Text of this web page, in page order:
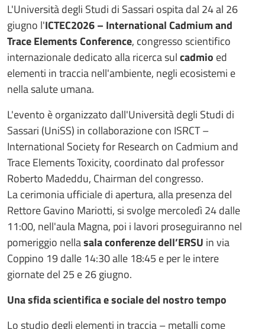
L'Università degli Studi di Sassari ospita dal 24 al 26
giugno l'ICTEC2026 – International Cadmium and
Trace Elements Conference, congresso scientifico
internazionale dedicato alla ricerca sulcadmio ed
elementi in traccia nell'ambiente, negli ecosistemi e
nella salute umana.
L'evento è organizzato dall'Università degli Studi di
Sassari (UniSS) in collaborazione con ISRCT –
International Society for Research on Cadmium and
Trace Elements Toxicity, coordinato dal professor
Roberto Madeddu, Chairman del congresso.
La cerimonia ufficiale di apertura, alla presenza del
Rettore Gavino Mariotti, si svolge mercoledì 24 dalle
11:00, nell'aula Magna, poi i lavori proseguiranno nel
pomeriggio nellasala conferenze dell’ERSU in via
Coppino 19 dalle 14:30 alle 18:45 e per le intere
giornate del 25 e 26 giugno.
Una sfida scientifica e sociale del nostro tempo
Lo studio degli elementi in traccia – metalli come